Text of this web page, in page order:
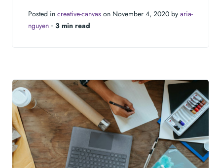
Posted in creative-canvas on November 4, 2020 by aria-
nguyen ‐ 3 min read